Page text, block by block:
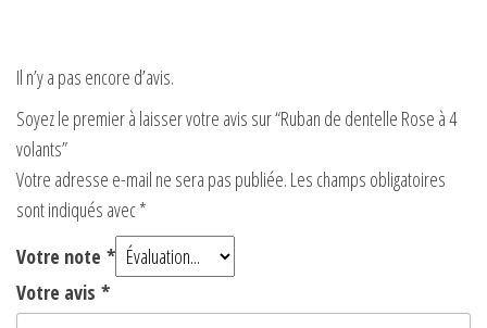
Il n’y a pas encore d’avis.
Soyez le premier à laisser votre avis sur “Ruban de dentelle Rose à 4
volants”
Votre adresse e-mail ne sera pas publiée. Les champs obligatoires
sont indiqués avec*
Votre note *
Votre avis *